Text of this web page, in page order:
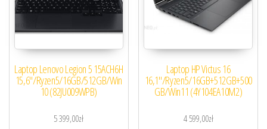
Laptop Lenovo Legion 5 15ACH6H
15,6″/Ryzen5/16GB/512GB/Win
10 (82JU009WPB)
5 399,00zł
Laptop HP Victus 16
16,1″/Ryzen5/16GB+512GB+500
GB/Win11 (4Y104EA10M2)
4 599,00zł